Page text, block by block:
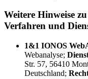
Weitere Hinweise
Verfahren und
1&1 IONOS
Webanalyse;
Str. 57, 56410
Deutschland;